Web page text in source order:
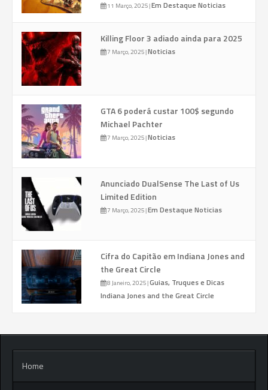
11 Março, 2025|Em Destaque Noticias
Killing Floor 3 adiado ainda para 2025
7 Março, 2025|Noticias
GTA 6 poderá custar 100$ segundo
Michael Pachter
7 Março, 2025|Noticias
Anunciado DualSense The Last of Us
Limited Edition
7 Março, 2025|Em Destaque Noticias
Cifra do Capitão em Indiana Jones and
the Great Circle
8 Janeiro, 2025|Guias, Truques e Dicas
Indiana Jones and the Great Circle
Home